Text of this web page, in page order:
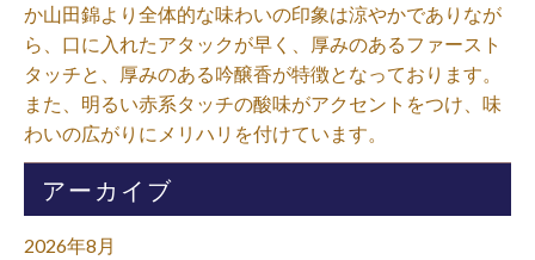
か山田錦より全体的な味わいの印象は涼やかでありなが
ら、口に入れたアタックが早く、厚みのあるファースト
タッチと、厚みのある吟醸香が特徴となっております。
また、明るい赤系タッチの酸味がアクセントをつけ、味
わいの広がりにメリハリを付けています。⁡
アーカイブ
2026年8月